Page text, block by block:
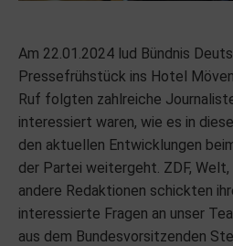
Am 22.01.2024 lud Bündnis
Pressefrühstück ins Hotel
Ruf folgten zahlreiche
interessiert waren, wie es in
den aktuellen Entwicklungen
der Partei weitergeht. ZDF, Welt,
andere Redaktionen schickten
interessierte Fragen an unser
aus dem Bundesvorsitzenden